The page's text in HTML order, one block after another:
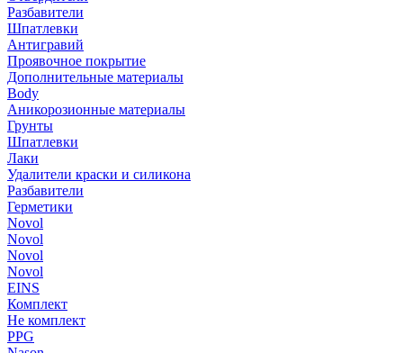
Разбавители
Шпатлевки
Антигравий
Проявочное покрытие
Дополнительные материалы
Body
Аникорозионные материалы
Грунты
Шпатлевки
Лаки
Удалители краски и силикона
Разбавители
Герметики
Novol
Novol
Novol
Novol
EINS
Комплект
Не комплект
PPG